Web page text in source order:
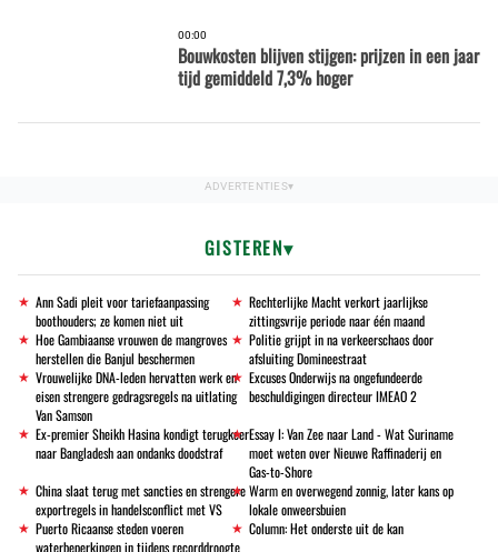
00:00
Bouwkosten blijven stijgen: prijzen in een jaar
tijd gemiddeld 7,3% hoger
GISTEREN
Ann Sadi pleit voor tariefaanpassing
boothouders; ze komen niet uit
Rechterlijke Macht verkort jaarlijkse
zittingsvrije periode naar één maand
Hoe Gambiaanse vrouwen de mangroves
herstellen die Banjul beschermen
Politie grijpt in na verkeerschaos door
afsluiting Domineestraat
Vrouwelijke DNA-leden hervatten werk en
eisen strengere gedragsregels na uitlating
Van Samson
Excuses Onderwijs na ongefundeerde
beschuldigingen directeur IMEAO 2
Ex-premier Sheikh Hasina kondigt terugkeer
naar Bangladesh aan ondanks doodstraf
Essay I: Van Zee naar Land - Wat Suriname
moet weten over Nieuwe Raffinaderij en
Gas-to-Shore
China slaat terug met sancties en strengere
exportregels in handelsconflict met VS
Warm en overwegend zonnig, later kans op
lokale onweersbuien
Puerto Ricaanse steden voeren
waterbeperkingen in tijdens recorddroogte
Column: Het onderste uit de kan